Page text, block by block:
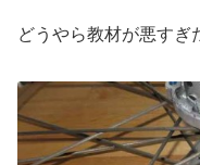
どうやら教材が悪すぎ